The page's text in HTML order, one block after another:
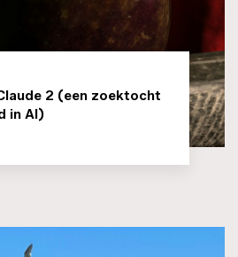
2 (een zoektocht
in AI)